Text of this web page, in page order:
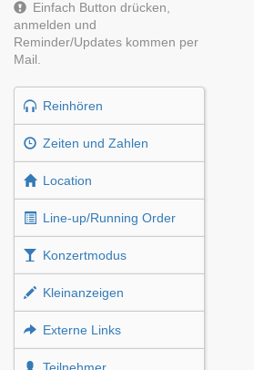
Einfach Button drücken,
anmelden und
Reminder/Updates kommen per
Mail.
Reinhören
Zeiten und Zahlen
Location
Line-up/Running Order
Konzertmodus
Kleinanzeigen
Externe Links